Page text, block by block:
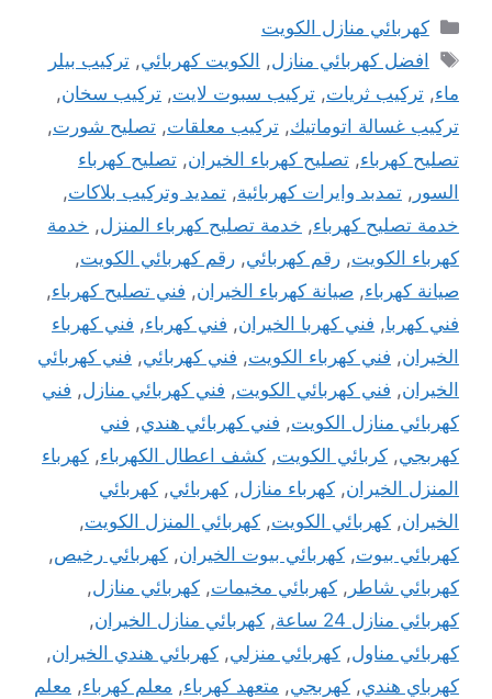
التصنيفات
كهربائي منازل الكويت
الوسوم
افضل كهربائي منازل, الكويت كهربائي,تركيب بيلر
ماء, تركيب ثريات, تركيب سبوت لايت, تركيب سخان,
تركيب غسالة اتوماتيك, تركيب معلقات, تصليح شورت,
تصليح كهرباء, تصليح كهرباء الخيران, تصليح كهرباء
السور , تمدبد وايرات كهربائية, تمديد وتركيب بلاكات,
خدمة تصليح كهرباء, خدمة تصليح كهرباء المنزل, خدمة
كهرباء الكويت, رقم كهربائي, رقم كهربائي الكويت,
صيانة كهرباء, صيانة كهرباء الخيران, فني تصليح كهرباء,
فني كهربا, فني كهربا الخيران, فني كهرباء, فني كهرباء
الخيران, فني كهرباء الكويت, فني كهربائي, فني كهربائي
الخيران, فني كهربائي الكويت, فني كهربائي منازل, فني
كهربائي منازل الكويت, فني كهربائي هندي, فني
كهربجي, كربائي الكويت, كشف اعطال الكهرباء, كهرباء
المنزل الخيران, كهرباء منازل, كهربائي, كهربائي
الخيران, كهربائي الكويت, كهربائي المنزل الكويت,
كهربائي بيوت, كهربائي بيوت الخيران, كهربائي رخيص,
كهربائي شاطر , كهربائي مخيمات, كهربائي منازل,
كهربائي منازل 24 ساعة
, كهربائي منازل الخيران,
كهربائي مناول, كهربائي منزلي, كهربائي هندي الخيران,
كهرباي هندي, كهربجي, متعهد كهرباء, معلم كهرباء, معلم